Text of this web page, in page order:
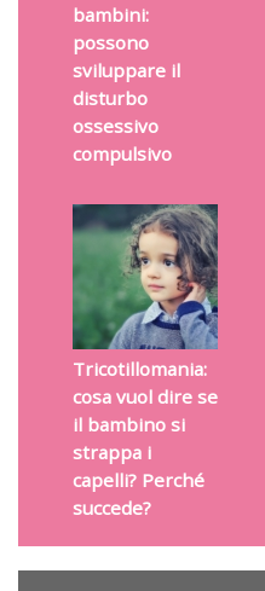
bambini:
possono
sviluppare il
disturbo
ossessivo
compulsivo
Tricotillomania:
cosa vuol dire se
il bambino si
strappa i
capelli? Perché
succede?